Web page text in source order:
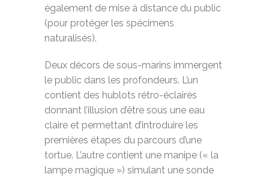
également de mise à distance du public
(pour protéger les spécimens
naturalisés).
Deux décors de sous-marins immergent
le public dans les profondeurs. L’un
contient des hublots rétro-éclairés
donnant l’illusion d’être sous une eau
claire et permettant d’introduire les
premières étapes du parcours d’une
tortue. L’autre contient une manipe (« la
lampe magique ») simulant une sonde